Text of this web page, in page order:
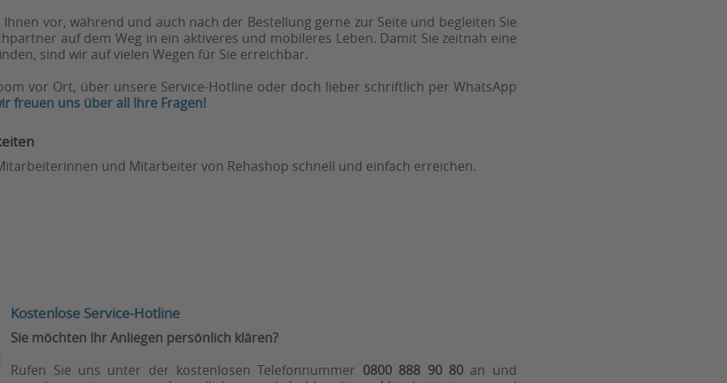
vor, während und auch nach der Bestellung gerne zur Seite und begleiten Sie
auf dem Weg in ein aktiveres und mobileres Leben. Damit Sie zeitnah eine
sind wir auf vielen Wegen für Sie erreichbar.
vor Ort, über unsere Service-Hotline oder doch lieber schriftlich per WhatsApp
freuen uns über all Ihre Fragen!
und Mitarbeiter von Rehashop schnell und einfach erreichen.
Kostenlose Service-Hotline
Sie möchten Ihr Anliegen persönlich klären?
Rufen Sie uns unter der kostenlosen Telefonnummer 0800 888 90 80 an und